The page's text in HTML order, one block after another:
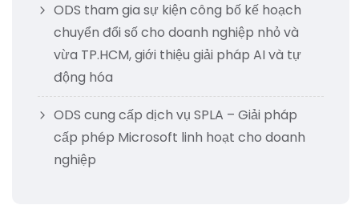
ODS tham gia sự kiện công bố kế hoạch
chuyển đổi số cho doanh nghiệp nhỏ và
vừa TP.HCM, giới thiệu giải pháp AI và tự
động hóa
ODS cung cấp dịch vụ SPLA – Giải pháp
cấp phép Microsoft linh hoạt cho doanh
nghiệp